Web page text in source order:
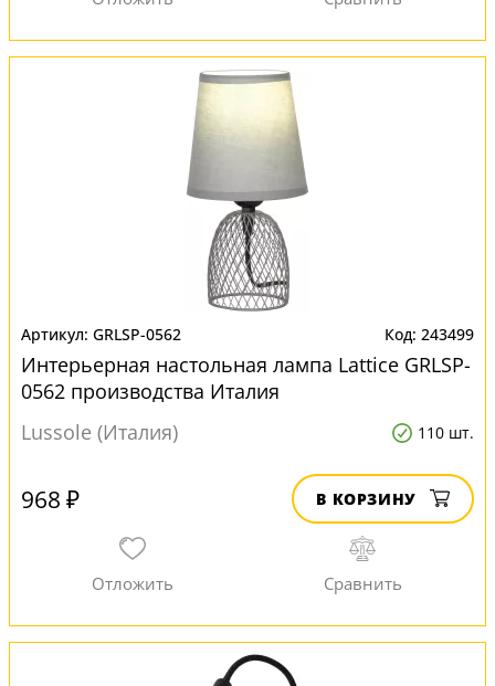
GRLSP-0562 243499
Интерьерная настольная лампа Lattice GRLSP-
0562 производства Италия
Lussole (Италия)
110 шт.
968 ₽ В КОРЗИНУ